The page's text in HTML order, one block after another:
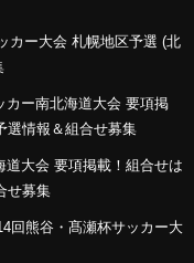
カー大会 札幌地区予選 (北
カー南北海道大会 要項掲
選情報＆組合せ募集
道大会 要項掲載！組合せは
せ募集
回熊谷・髙瀬杯サッカー大